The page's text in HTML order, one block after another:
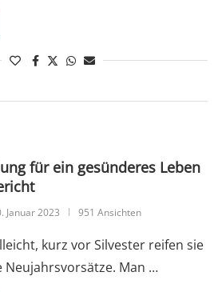
für ein gesünderes Leben
Januar 2023 951 Ansichten
kurz vor Silvester reifen sie
Neujahrsvorsätze. Man …